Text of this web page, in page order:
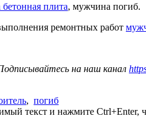
бетонная плита, мужчина погиб.
ремонтных работ
на наш канал
, погиб
текст и нажмите Ctrl+Enter,